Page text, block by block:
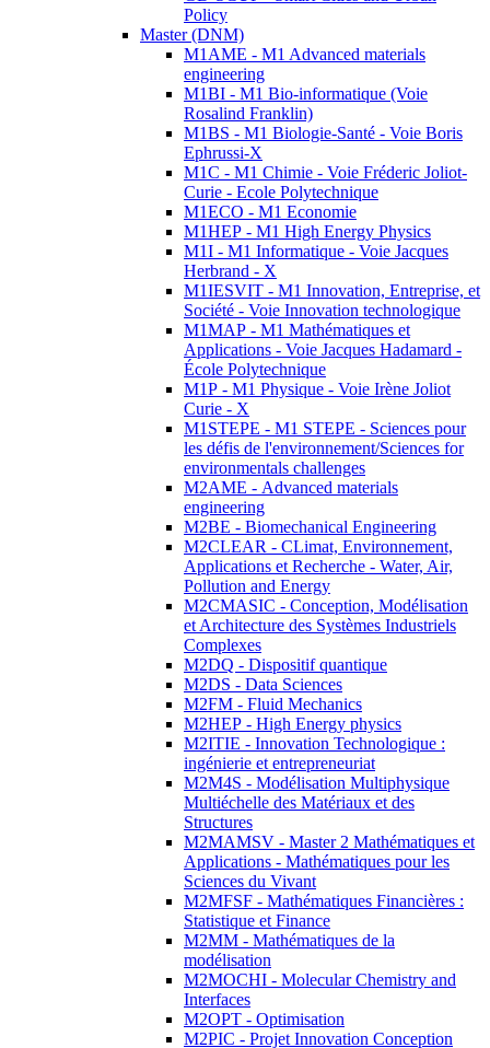
Policy
Master (DNM)
M1AME - M1 Advanced materials
engineering
M1BI - M1 Bio-informatique (Voie
Rosalind Franklin)
M1BS - M1 Biologie-Santé - Voie Boris
Ephrussi-X
M1C - M1 Chimie - Voie Fréderic Joliot-
Curie - Ecole Polytechnique
M1ECO - M1 Economie
M1HEP - M1 High Energy Physics
M1I - M1 Informatique - Voie Jacques
Herbrand - X
M1IESVIT - M1 Innovation, Entreprise, et
Société - Voie Innovation technologique
M1MAP - M1 Mathématiques et
Applications - Voie Jacques Hadamard -
École Polytechnique
M1P - M1 Physique - Voie Irène Joliot
Curie - X
M1STEPE - M1 STEPE - Sciences pour
les défis de l'environnement/Sciences for
environmentals challenges
M2AME - Advanced materials
engineering
M2BE - Biomechanical Engineering
M2CLEAR - CLimat, Environnement,
Applications et Recherche - Water, Air,
Pollution and Energy
M2CMASIC - Conception, Modélisation
et Architecture des Systèmes Industriels
Complexes
M2DQ - Dispositif quantique
M2DS - Data Sciences
M2FM - Fluid Mechanics
M2HEP - High Energy physics
M2ITIE - Innovation Technologique :
ingénierie et entrepreneuriat
M2M4S - Modélisation Multiphysique
Multiéchelle des Matériaux et des
Structures
M2MAMSV - Master 2 Mathématiques et
Applications - Mathématiques pour les
Sciences du Vivant
M2MFSF - Mathématiques Financières :
Statistique et Finance
M2MM - Mathématiques de la
modélisation
M2MOCHI - Molecular Chemistry and
Interfaces
M2OPT - Optimisation
M2PIC - Projet Innovation Conception